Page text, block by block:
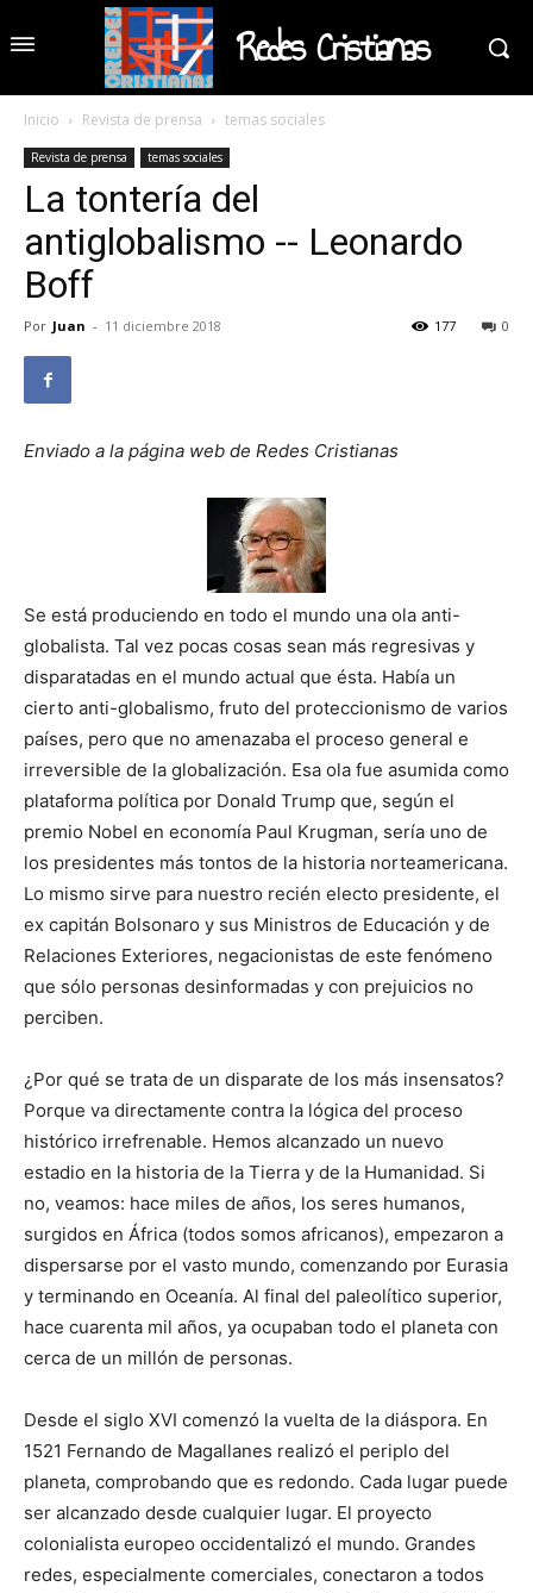
Redes Cristianas
Inicio Revista de prensa temas sociales
Revista de prensa temas sociales
La tontería del
antiglobalismo -- Leonardo
Boff
Por Juan - 11 diciembre 2018 0
177
Enviado a la página web de Redes Cristianas
Se está produciendo en todo el mundo una ola anti-
globalista. Tal vez pocas cosas sean más regresivas y
disparatadas en el mundo actual que ésta. Había un
cierto anti-globalismo, fruto del proteccionismo de varios
países, pero que no amenazaba el proceso general e
irreversible de la globalización. Esa ola fue asumida como
plataforma política por Donald Trump que, según el
premio Nobel en economía Paul Krugman, sería uno de
los presidentes más tontos de la historia norteamericana.
Lo mismo sirve para nuestro recién electo presidente, el
ex capitán Bolsonaro y sus Ministros de Educación y de
Relaciones Exteriores, negacionistas de este fenómeno
que sólo personas desinformadas y con prejuicios no
perciben.
¿Por qué se trata de un disparate de los más insensatos?
Porque va directamente contra la lógica del proceso
histórico irrefrenable. Hemos alcanzado un nuevo
estadio en la historia de la Tierra y de la Humanidad. Si
no, veamos: hace miles de años, los seres humanos,
surgidos en África (todos somos africanos), empezaron a
dispersarse por el vasto mundo, comenzando por Eurasia
y terminando en Oceanía. Al final del paleolítico superior,
hace cuarenta mil años, ya ocupaban todo el planeta con
cerca de un millón de personas.
Desde el siglo XVI comenzó la vuelta de la diáspora. En
1521 Fernando de Magallanes realizó el periplo del
planeta, comprobando que es redondo. Cada lugar puede
ser alcanzado desde cualquier lugar. El proyecto
colonialista europeo occidentalizó el mundo. Grandes
redes, especialmente comerciales, conectaron a todos